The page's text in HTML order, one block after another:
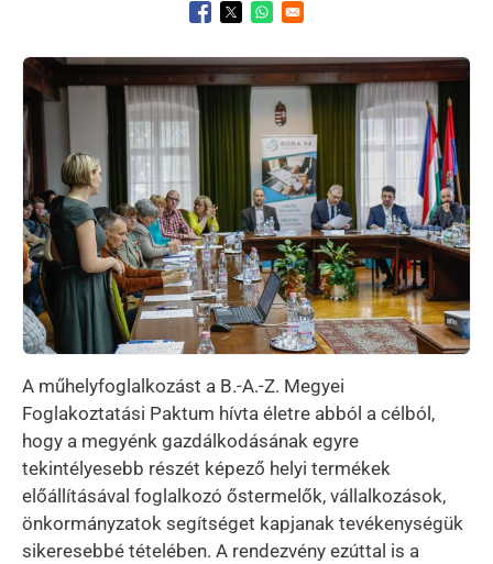
Opens in a new window
Opens in a new window
Opens in a new window
Kép
A műhelyfoglalkozást a B.-A.-Z. Megyei
Foglakoztatási Paktum hívta életre abból a célból,
hogy a megyénk gazdálkodásának egyre
tekintélyesebb részét képező helyi termékek
előállításával foglalkozó őstermelők, vállalkozások,
önkormányzatok segítséget kapjanak tevékenységük
sikeresebbé tételében. A rendezvény ezúttal is a